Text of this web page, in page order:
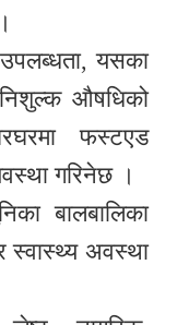
यसका
औषधिको
फस्टएड
गरिनेछ ।
बालबालिका
स्वास्थ्य अवस्था